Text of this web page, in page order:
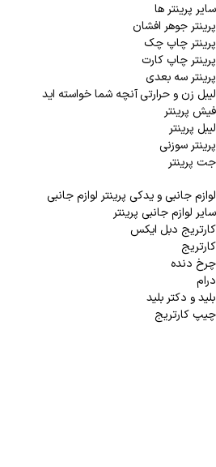
سایر پرینتر ها
پرینتر جوهر افشان
پرینتر چاپ چک
پرینتر چاپ کارت
پرینتر سه بعدی
لیبل زن و حرارتیآنچه شما خواسته اید
فیش پرینتر
لیبل پرینتر
پرینتر سوزنی
جت پرینتر
لوازم جانبی و یدکی پرینتر لوازم جانبی
سایر لوازم جانبی پرینتر
کارتریج دبل ایکس
کارتریج
چرخ دنده
درام
بلید و دکتر بلید
چیپ کارتریج